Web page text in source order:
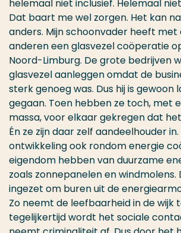
helemaal niet inclusief. Helemaal
Dat baart me wel zorgen. Het kan
anders. Mijn schoonvader heeft
anderen een glasvezel coöperatie
Noord-Limburg. De grote bedrijven
glasvezel aanleggen omdat de
sterk genoeg was. Dus hij is gewoon
gegaan. Toen hebben ze toch, met
massa, voor elkaar gekregen dat
Én ze zijn daar zelf aandeelhouder
ontwikkeling ook rondom energie
eigendom hebben van duurzame
zoals zonnepanelen en windmolens.
ingezet om buren uit de
Zo neemt de leefbaarheid in de wijk
tegelijkertijd wordt het sociale